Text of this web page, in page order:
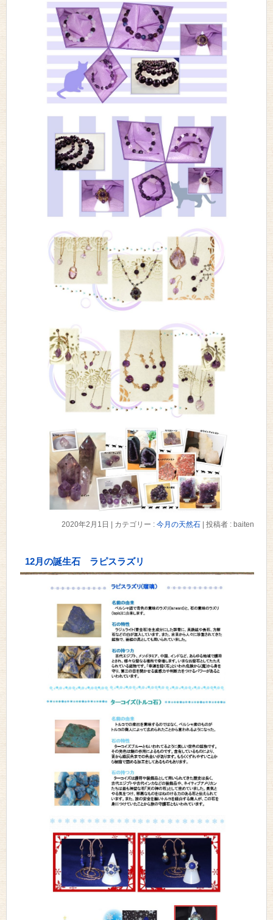
2020年2月1日 | カテゴリー : 今月の天然石 | 投稿者 : baiten
12月の誕生石 ラピスラズリ